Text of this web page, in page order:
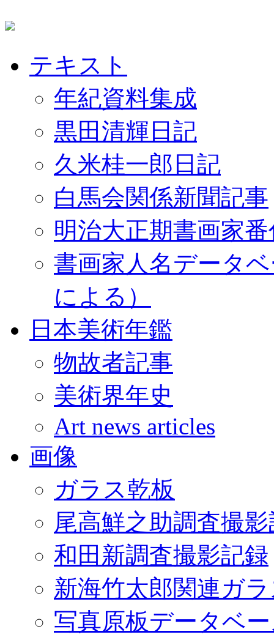
テキスト
年紀資料集成
黒田清輝日記
久米桂一郎日記
白馬会関係新聞記事
明治大正期書画家
書画家人名データ
による）
日本美術年鑑
物故者記事
美術界年史
Art news articles
画像
ガラス乾板
尾高鮮之助調査撮
和田新調査撮影記録
新海竹太郎関連ガ
写真原板データベ